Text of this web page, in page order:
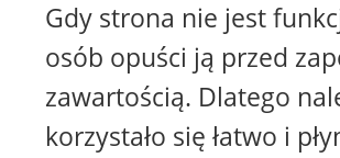
Gdy strona nie jest
osób opuści ją przed
zawartością. Dlatego
korzystało się łatwo i